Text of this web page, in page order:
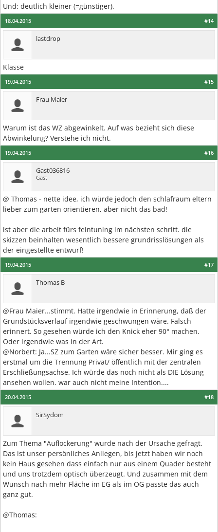
Und: deutlich kleiner (=günstiger).
#14
18.04.2015
lastdrop
Klasse
#15
19.04.2015
Frau Maier
Warum ist das WZ abgewinkelt. Auf was bezieht sich diese
Abwinkelung? Verstehe ich nicht.
#16
19.04.2015
Gast036816
Gast
@ Thomas - nette idee, ich würde jedoch den schlafraum eltern
lieber zum garten orientieren, aber nicht das bad!
ist aber die arbeit fürs feintuning im nächsten schritt. die
skizzen beinhalten wesentlich bessere grundrisslösungen als
der eingestellte entwurf!
#17
19.04.2015
Thomas B
@Frau Maier...stimmt. Hatte irgendwie in Erinnerung, daß der
Grundstücksverlauf irgendwie geschwungen wäre. Falsch
erinnert. So gesehen würde ich den Knick eher 90° machen.
Oder irgendwie was in der Art.
@Norbert: Ja...SZ zum Garten wäre sicher besser. Mir ging es
erstmal um die Trennung Privat/ öffentlich mit der zentralen
Erschließungsachse. Ich würde das noch nicht als DIE Lösung
ansehen wollen. war auch nicht meine Intention....
#18
20.04.2015
SirSydom
Zum Thema "Auflockerung" wurde nach der Ursache gefragt.
Das ist unser persönliches Anliegen, bis jetzt haben wir noch
kein Haus gesehen dass einfach nur aus einem Quader besteht
und uns trotzdem optisch überzeugt. Und zusammen mit dem
Wunsch nach mehr Fläche im EG als im OG passte das auch
ganz gut.
@Thomas: